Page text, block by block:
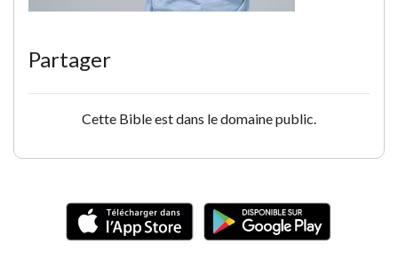
Partager
Cette Bible est dans le domaine public.